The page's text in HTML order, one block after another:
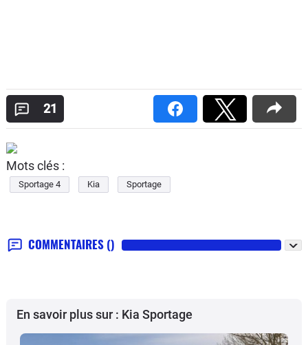
21
Mots clés :
Sportage 4 Kia Sportage
COMMENTAIRES ()
En savoir plus sur : Kia Sportage